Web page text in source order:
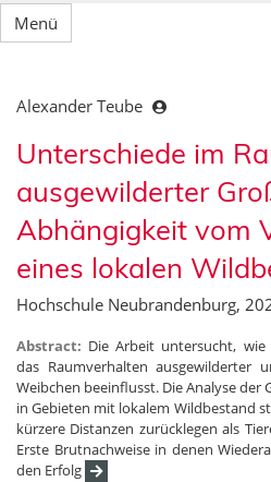
Menü
Alexander Teube
Unterschiede im
ausgewilderter
Abhängigkeit vom
eines lokalen
Hochschule Neubrandenburg,
Abstract: Die Arbeit untersucht,
das Raumverhalten ausgewilderter
Weibchen beeinflusst. Die Analyse der
in Gebieten mit lokalem Wildbestand
kürzere Distanzen zurücklegen als
Erste Brutnachweise in denen
den Erfolg